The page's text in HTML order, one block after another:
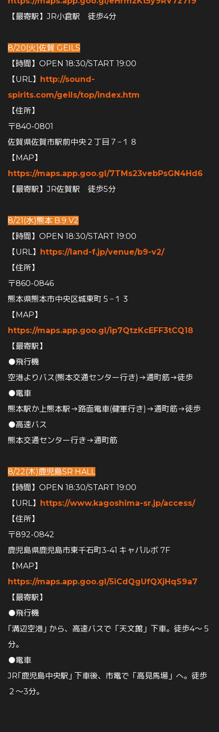
【最寄駅】JR小倉駅 徒歩4分
8/20(火)佐賀 GEILS
【時間】OPEN 18:30/START 19:00
【URL】 http://sound-
spirits.com/geils/top/index.htm
【住所】
〒840-0801
佐賀県佐賀市駅前中央２丁目７−１８
【MAP】
https://maps.app.goo.gl/7TMs23vebPsGN4Hd6
【最寄駅】JR佐賀駅 徒歩5分
8/21(水)熊本 B.9 V2
【時間】OPEN 18:30/START 19:00
【URL】 https://land-f.jp/venue/b9-v2/
【住所】
〒860-0846
熊本県熊本市中央区城東町５−１３
【MAP】
https://maps.app.goo.gl/ip7QtzKcEFF3tCQ18
【最寄駅】
●飛行機
空港よりバス(熊本交通センター行き)→通町筋→徒歩
●電車
熊本駅か上熊本駅→路面電車(健軍行き)→通町筋→徒歩
●高速バス
熊本交通センター行き→通町筋
8/22(木)鹿児島SR HALL
【時間】OPEN 18:30/START 19:00
【URL】 https://www.kagoshima-sr.jp/access/
【住所】
〒892-0842
鹿児島県鹿児島市東千石町3-41 キャパルボ 7F
【MAP】
https://maps.app.goo.gl/5iCdQgUfQXjHqS9a7
【最寄駅】
●飛行機
｢溝辺空港｣ から、高速バスで「天文館」下車。徒歩4～５
分。
●電車
JR｢鹿児島中央駅｣ 下車後、市電で「高見馬場」へ。徒歩
２～3分。